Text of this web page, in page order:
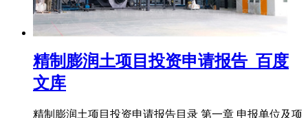
精制膨润土项目投资申请报告_百度
文库
精制膨润土项目投资申请报告目录 第一章 申报单位及项